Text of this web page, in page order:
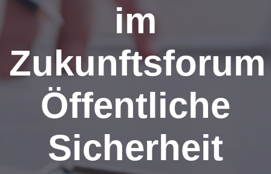
im
Zukunftsforum
Öffentliche
Sicherheit